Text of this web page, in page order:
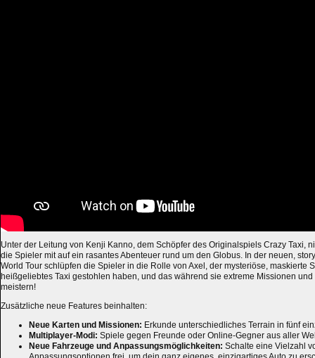
Unter der Leitung von Kenji Kanno, dem Schöpfer des Originalspiels Crazy Taxi,
die Spieler mit auf ein rasantes Abenteuer rund um den Globus. In der neuen,
World Tour schlüpfen die Spieler in die Rolle von Axel, der mysteriöse, maskierte
heißgeliebtes Taxi gestohlen haben, und das während sie extreme Missionen
meistern!
Zusätzliche neue Features beinhalten:
Neue Karten und Missionen: Erkunde unterschiedliches Terrain in fünf
Multiplayer-Modi: Spiele gegen Freunde oder Online-Gegner aus aller
Neue Fahrzeuge und Anpassungsmöglichkeiten: Schalte eine Vielzahl